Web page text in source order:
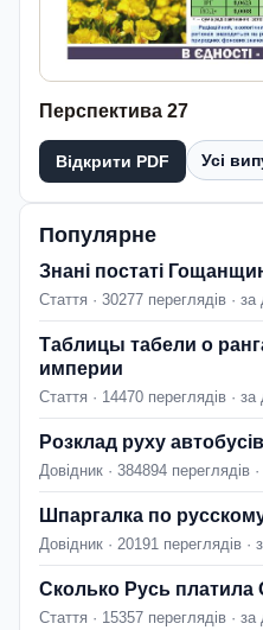
Перспектива 27
Відкрити PDF Усі
Популярне
Знані постаті
Стаття · 30277 переглядів ·
Таблицы табели о
империи
Стаття · 14470 переглядів ·
Розклад руху
Довідник · 384894 переглядів
Шпаргалка по
Довідник · 20191 переглядів ·
Сколько Русь платила
Стаття · 15357 переглядів ·